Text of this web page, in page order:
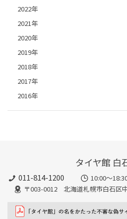
2022年
2021年
2020年
2019年
2018年
2017年
2016年
タイヤ館 白
011-814-1200
10:00～
〒003-0012 北海道札幌市白石区